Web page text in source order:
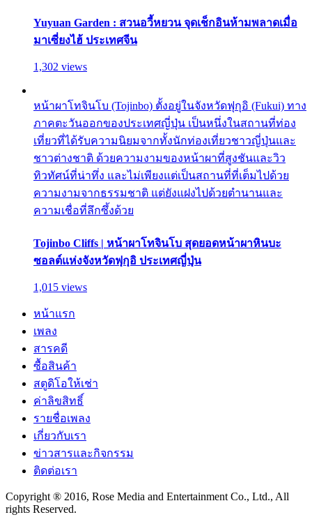
Yuyuan Garden : สวนอวี้หยวน จุดเช็กอินห้ามพลาดเมื่อ
มาเซี่ยงไฮ้ ประเทศจีน
1,302 views
หน้าผาโทจินโบ (Tojinbo) ตั้งอยู่ในจังหวัดฟุกุอิ (Fukui) ทาง
ภาคตะวันออกของประเทศญี่ปุ่น เป็นหนึ่งในสถานที่ท่อง
เที่ยวที่ได้รับความนิยมจากทั้งนักท่องเที่ยวชาวญี่ปุ่นและ
ชาวต่างชาติ ด้วยความงามของหน้าผาที่สูงชันและวิว
ทิวทัศน์ที่น่าทึ่ง และไม่เพียงแต่เป็นสถานที่ที่เต็มไปด้วย
ความงามจากธรรมชาติ แต่ยังแฝงไปด้วยตำนานและ
ความเชื่อที่ลึกซึ้งด้วย
Tojinbo Cliffs | หน้าผาโทจินโบ สุดยอดหน้าผาหินบะ
ซอลต์แห่งจังหวัดฟุกุอิ ประเทศญี่ปุ่น
1,015 views
หน้าแรก
เพลง
สารคดี
ซื้อสินค้า
สตูดิโอให้เช่า
ค่าลิขสิทธิ์
รายชื่อเพลง
เกี่ยวกับเรา
ข่าวสารและกิจกรรม
ติดต่อเรา
Copyright ® 2016, Rose Media and Entertainment Co., Ltd., All
rights Reserved.